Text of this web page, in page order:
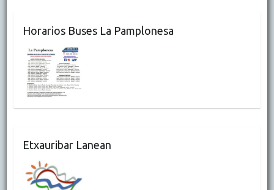
Horarios Buses La Pamplonesa
Etxauribar Lanean